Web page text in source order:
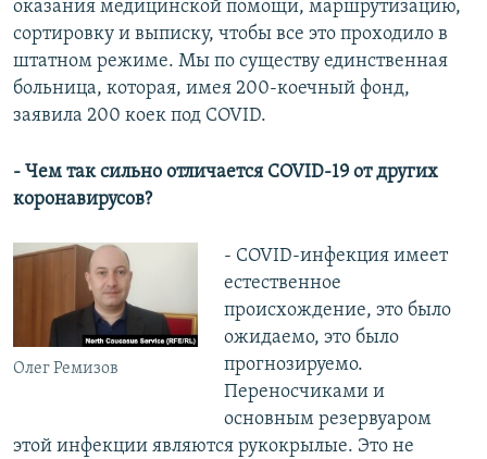
оказания медицинской помощи, маршрутизацию,
сортировку и выписку, чтобы все это проходило в
штатном режиме. Мы по существу единственная
больница, которая, имея 200-коечный фонд,
заявила 200 коек под COVID.
- Чем так сильно отличается COVID-19 от других
коронавирусов?
Олег Ремизов
- COVID-инфекция имеет
естественное
происхождение, это было
ожидаемо, это было
прогнозируемо.
Переносчиками и
основным резервуаром
этой инфекции являются рукокрылые. Это не